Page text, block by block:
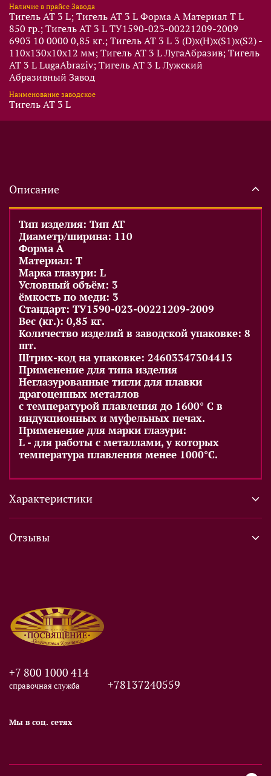
Наличие в прайсе Завода
Тигель AT 3 L; Тигель AT 3 L Форма A Материал T L
850 гр.; Тигель AT 3 L ТУ1590-023-00221209-2009
6903 10 0000 0,85 кг.; Тигель AT 3 L 3 (D)x(Н)x(S1)x(S2) -
110x130x10x12 мм; Тигель AT 3 L ЛугаАбразив; Тигель
AT 3 L LugaAbraziv; Тигель AT 3 L Лужский
Абразивный Завод
Наименование заводское
Тигель AT 3 L
Описание
Тип изделия: Тип AT
Диаметр/ширина: 110
Форма A
Материал: T
Марка глазури: L
Условный объём: 3
ёмкость по меди: 3
Стандарт: ТУ1590-023-00221209-2009
Вес (кг.): 0,85 кг.
Количество изделий в заводской упаковке: 8
шт.
Штрих-код на упаковке: 24603347304413
Применение для типа изделия
Неглазурованные тигли для плавки
драгоценных металлов
с температурой плавления до 1600° С в
индукционных и муфельных печах.
Применение для марки глазури:
L - для работы с металлами, у которых
температура плавления менее 1000°С.
Характеристики
Отзывы
+7 800 1000 414
справочная служба +78137240559
Мы в соц. сетях